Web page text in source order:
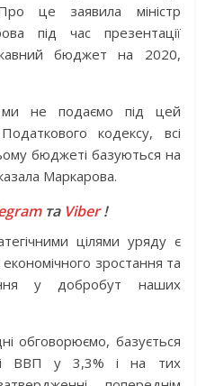
це заявила міністр
під час презентації
бюджет на 2020,
не подаємо під цей
кодексу, всі
бюджеті базуються на
Маркарова.
та Viber!
цілями уряду є
зростання та
у добробут наших
обговорюємо, базується
ВВП у 3,3% і на тих